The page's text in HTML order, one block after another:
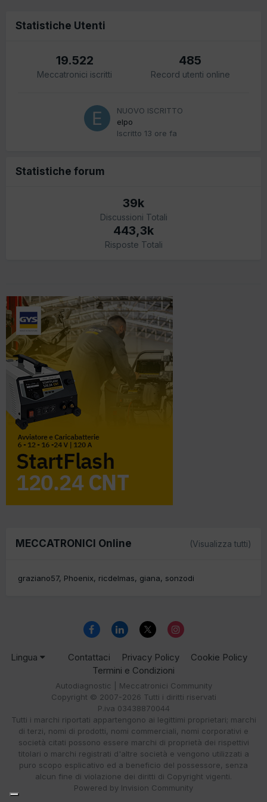
Statistiche Utenti
19.522
Meccatronici iscritti
485
Record utenti online
NUOVO ISCRITTO
elpo
Iscritto 13 ore fa
Statistiche forum
39k
Discussioni Totali
443,3k
Risposte Totali
MECCATRONICI Online (Visualizza tutti)
graziano57 Phoenix ricdelmas giana sonzodi
Lingua Contattaci Privacy Policy
Cookie Policy
Termini e Condizioni
Autodiagnostic | Meccatronici Community
Copyright © 2007-2026 Tutti i diritti riservati
P.iva 03438870044
Tutti i marchi riportati appartengono ai legittimi proprietari; marchi
di terzi, nomi di prodotti, nomi commerciali, nomi corporativi e
società citati possono essere marchi di proprietà dei rispettivi
titolari o marchi registrati d'altre società e vengono utilizzati a
puro scopo esplicativo ed a beneficio del possessore, senza
alcun fine di violazione dei diritti di Copyright vigenti.
Powered by Invision Community